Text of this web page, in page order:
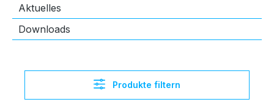
Aktuelles
Downloads
Produkte filtern